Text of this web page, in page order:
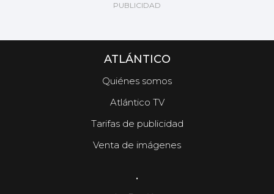
ATLÁNTICO
Quiénes somos
Atlántico TV
Tarifas de publicidad
Venta de imágenes
.